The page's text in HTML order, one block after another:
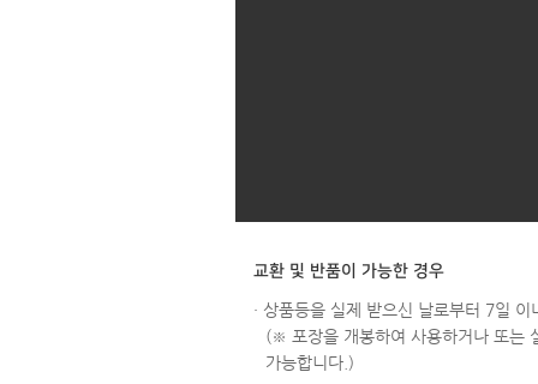
교환 및 반품이 가능한 경우
· 상품등을 실제 받으신 날로부터 7일 이
(※ 포장을 개봉하여 사용하거나 또는
가능합니다.)